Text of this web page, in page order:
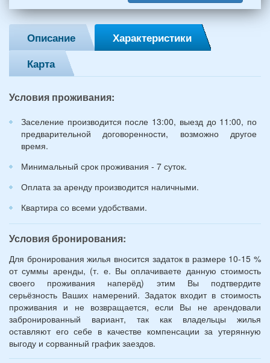
и
2
детей
(возраст
и
лет):
Описание
Характеристики
Карта
Условия проживания:
Заселение производится после 13:00, выезд до 11:00, по
предварительной договоренности, возможно другое
время.
Минимальный срок проживания - 7 суток.
Оплата за аренду производится наличными.
Квартира со всеми удобствами.
Условия бронирования:
Для бронирования жилья вносится задаток в размере 10-15 %
от суммы аренды, (т. е. Вы оплачиваете данную стоимость
своего проживания наперёд) этим Вы подтвердите
серьёзность Ваших намерений. Задаток входит в стоимость
проживания и не возвращается, если Вы не арендовали
забронированный вариант, так как владельцы жилья
оставляют его себе в качестве компенсации за утерянную
выгоду и сорванный график заездов.